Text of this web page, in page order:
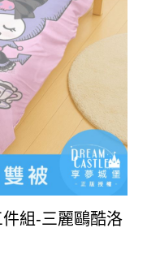
組-三麗鷗酷洛